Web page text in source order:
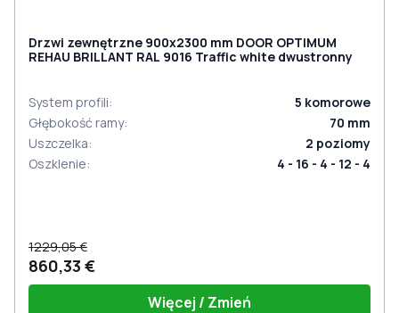
Drzwi zewnętrzne 900x2300 mm DOOR OPTIMUM
REHAU BRILLANT RAL 9016 Traffic white dwustronny
System profili: 5 komorowe
Głębokość ramy: 70 mm
Uszczelka: 2 poziomy
Oszklenie: 4 - 16 - 4 - 12 - 4
1229,05 €
860,33 €
Więcej / Zmień